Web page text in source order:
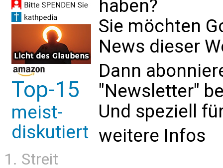
Top-15
meist-
diskutiert
Streit
haben?
Sie möchten
News dieser
Dann
"Newsletter"
Und speziell
weitere Infos